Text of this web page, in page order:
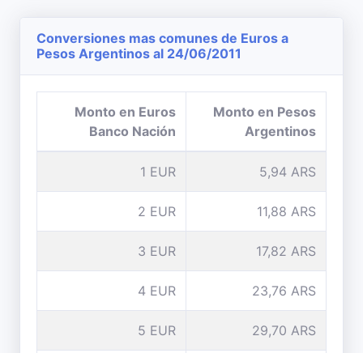
Conversiones mas comunes de Euros a
Pesos Argentinos al 24/06/2011
Monto en Euros
Banco Nación
Monto en Pesos
Argentinos
1 EUR 5,94 ARS
2 EUR 11,88 ARS
3 EUR 17,82 ARS
4 EUR 23,76 ARS
5 EUR 29,70 ARS